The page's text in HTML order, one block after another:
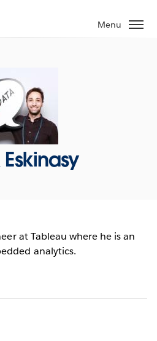
Menu
at Tableau where he is an
analytics.